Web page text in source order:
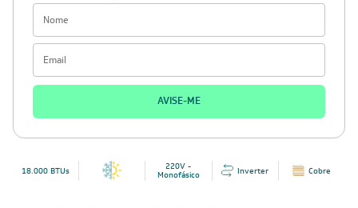
AVISE-ME
18.000 BTUs
220V -
Monofásico
Inverter Cobre